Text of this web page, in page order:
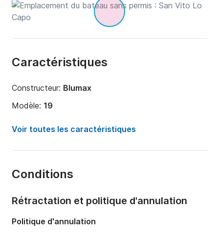
Caractéristiques
Constructeur: Blumax
Modèle: 19
Puissance moteur:
40cv
Capacité à bord:
Voir toutes les caractéristiques
Conditions
Rétractation et politique d'annulation
Politique d'annulation